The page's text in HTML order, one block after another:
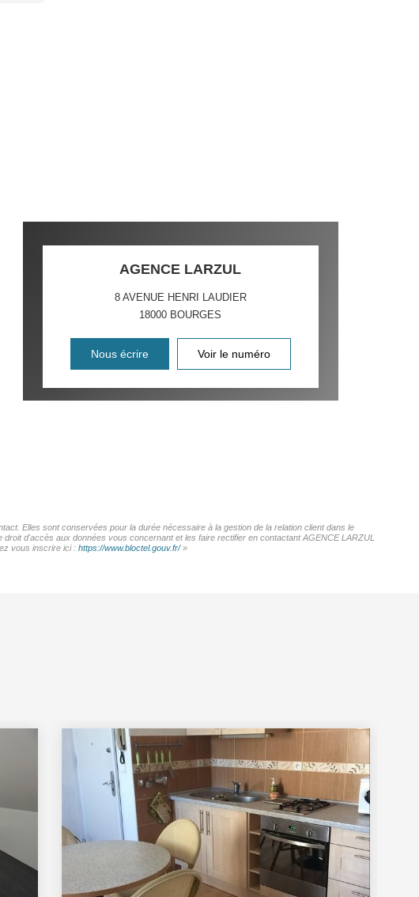
AGENCE LARZUL
8 AVENUE HENRI LAUDIER
18000 BOURGES
Nous écrire Voir le numéro
Elles sont conservées pour la durée nécessaire à la gestion de la relation client dans le
d'accès aux données vous concernant et les faire rectifier en contactant AGENCE LARZUL
vous inscrire ici : https://www.bloctel.gouv.fr/»